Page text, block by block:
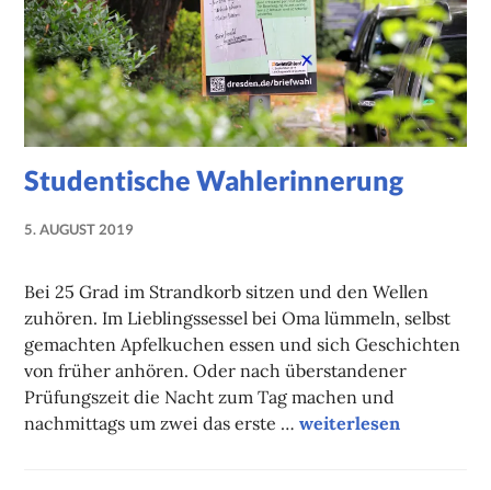
Studentische Wahlerinnerung
5. AUGUST 2019
Bei 25 Grad im Strandkorb sitzen und den Wellen
zuhören. Im Lieblingssessel bei Oma lümmeln, selbst
gemachten Apfelkuchen essen und sich Geschichten
von früher anhören. Oder nach überstandener
Prüfungszeit die Nacht zum Tag machen und
nachmittags um zwei das erste …Studentische
weiterlesen